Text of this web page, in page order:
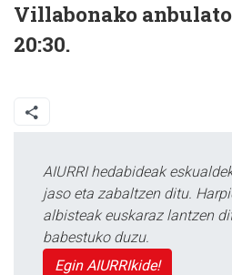
Villabonako
20:30.
AIURRI hedabideak
jaso eta zabaltzen ditu.
albisteak euskaraz lantzen
babestuko duzu.
Egin AIURRIkide!